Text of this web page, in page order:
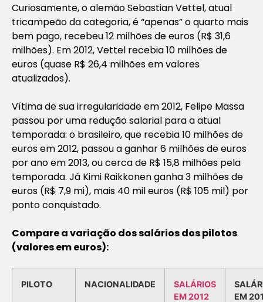
Curiosamente, o alemão Sebastian Vettel, atual
tricampeão da categoria, é “apenas” o quarto mais
bem pago, recebeu 12 milhões de euros (R$ 31,6
milhões). Em 2012, Vettel recebia 10 milhões de
euros (quase R$ 26,4 milhões em valores
atualizados).
Vítima de sua irregularidade em 2012, Felipe Massa
passou por uma redução salarial para a atual
temporada: o brasileiro, que recebia 10 milhões de
euros em 2012, passou a ganhar 6 milhões de euros
por ano em 2013, ou cerca de R$ 15,8 milhões pela
temporada. Já Kimi Raikkonen ganha 3 milhões de
euros (R$ 7,9 mi), mais 40 mil euros (R$ 105 mil) por
ponto conquistado.
Compare a variação dos salários dos pilotos
(valores em euros):
PILOTO NACIONALIDADE
SALÁRIOS
EM 2012
EM